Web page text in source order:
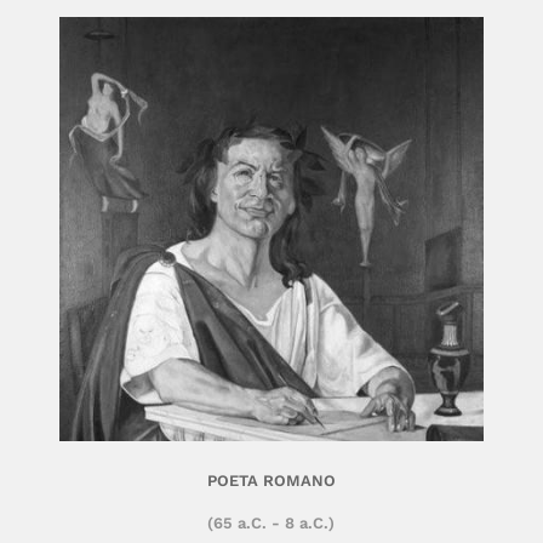
(65 a.C. - 8 a.C.)
POETA ROMANO